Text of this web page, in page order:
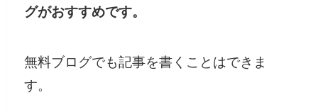
グがおすすめです。
無料ブログでも記事を書くことはできま
す。